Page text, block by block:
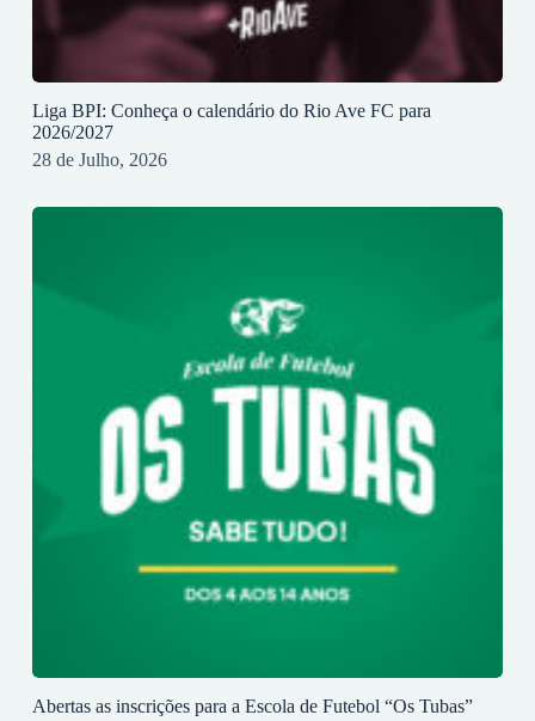
Liga BPI: Conheça o calendário do Rio Ave FC para
2026/2027
28 de Julho, 2026
Abertas as inscrições para a Escola de Futebol “Os Tubas”